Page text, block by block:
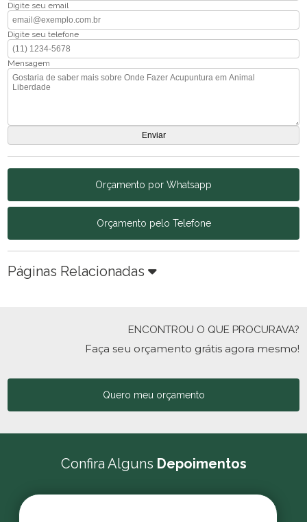
Digite seu email
Digite seu telefone
Mensagem
Orçamento por Whatsapp
Orçamento pelo Telefone
Páginas Relacionadas
ENCONTROU O QUE PROCURAVA?
Faça seu orçamento grátis agora mesmo!
Quero meu orçamento
Confira Alguns Depoimentos